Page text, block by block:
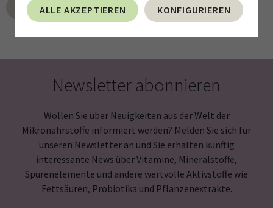
ALLE AKZEPTIEREN KONFIGURIEREN
DOWNLOAD
Newsletter abonnieren
Wollen Sie über Neuigkeiten aus der Welt der
Mikronährstoffe informiert werden? Melden Sie sich für
unseren Newsletter an und Sie erhalten künftig
interessante News über Vitamine, Mineralstoffe,
Spurenelemente und andere wertvolle Aktivstoffe wie
Fettsäuren, Probiotika und Pflanzenextrakte.